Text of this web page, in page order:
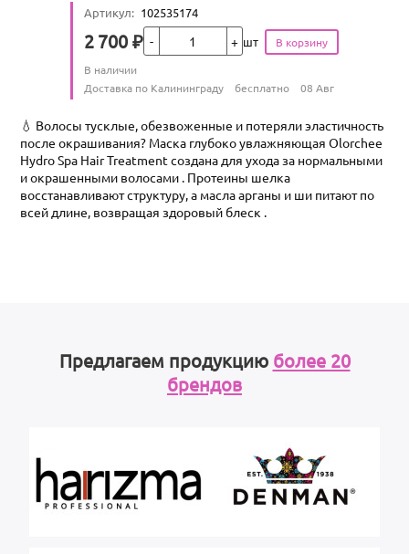
Артикул: 102535174
Цена
2 700 ₽Кол-во шт
Количество
В наличии
Условия доставки
Доставка по Калининграду бесплатно 08 Авг
💧 Волосы тусклые, обезвоженные и потеряли эластичность
после окрашивания? Маска глубоко увлажняющая Olorchee
Hydro Spa Hair Treatment создана для ухода за нормальными
и окрашенными волосами . Протеины шелка
восстанавливают структуру, а масла арганы и ши питают по
всей длине, возвращая здоровый блеск .
Предлагаем продукцию более 20
брендов